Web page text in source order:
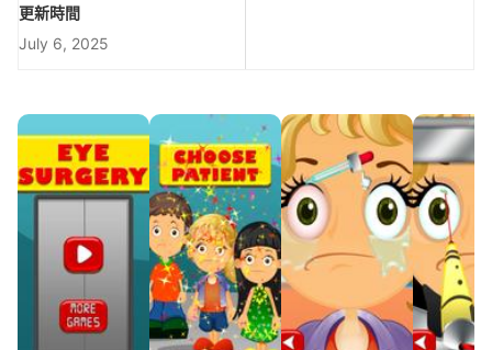
更新時間
July 6, 2025